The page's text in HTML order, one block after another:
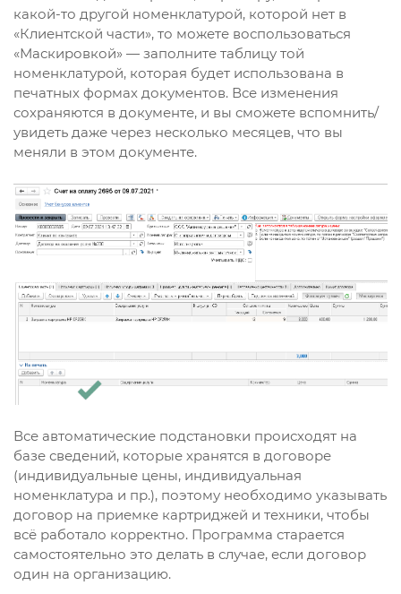
какой-то другой номенклатурой, которой нет в
«Клиентской части», то можете воспользоваться
«Маскировкой» — заполните таблицу той
номенклатурой, которая будет использована в
печатных формах документов. Все изменения
сохраняются в документе, и вы сможете вспомнить/
увидеть даже через несколько месяцев, что вы
меняли в этом документе.
Все автоматические подстановки происходят на
базе сведений, которые хранятся в договоре
(индивидуальные цены, индивидуальная
номенклатура и пр.), поэтому необходимо указывать
договор на приемке картриджей и техники, чтобы
всё работало корректно. Программа старается
самостоятельно это делать в случае, если договор
один на организацию.